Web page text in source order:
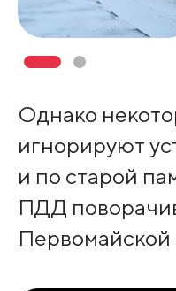
Однако
игнорируют
и по старой
ПДД
Первомайской